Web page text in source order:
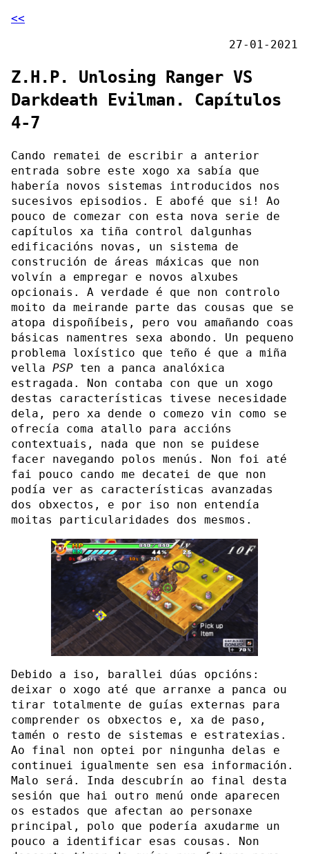
<<
27-01-2021
Z.H.P. Unlosing Ranger VS
Darkdeath Evilman. Capítulos
4-7
Cando rematei de escribir a anterior
entrada sobre este xogo xa sabía que
habería novos sistemas introducidos nos
sucesivos episodios. E abofé que si! Ao
pouco de comezar con esta nova serie de
capítulos xa tiña control dalgunhas
edificacións novas, un sistema de
construción de áreas máxicas que non
volvín a empregar e novos alxubes
opcionais. A verdade é que non controlo
moito da meirande parte das cousas que se
atopa dispoñíbeis, pero vou amañando coas
básicas namentres sexa abondo. Un pequeno
problema loxístico que teño é que a miña
vella PSP ten a panca analóxica
estragada. Non contaba con que un xogo
destas características tivese necesidade
dela, pero xa dende o comezo vin como se
ofrecía coma atallo para accións
contextuais, nada que non se puidese
facer navegando polos menús. Non foi até
fai pouco cando me decatei de que non
podía ver as características avanzadas
dos obxectos, e por iso non entendía
moitas particularidades dos mesmos.
Debido a iso, barallei dúas opcións:
deixar o xogo até que arranxe a panca ou
tirar totalmente de guías externas para
comprender os obxectos e, xa de paso,
tamén o resto de sistemas e estratexias.
Ao final non optei por ningunha delas e
continuei igualmente sen esa información.
Malo será. Inda descubrín ao final desta
sesión que hai outro menú onde aparecen
os estados que afectan ao personaxe
principal, polo que podería axudarme un
pouco a identificar esas cousas. Non